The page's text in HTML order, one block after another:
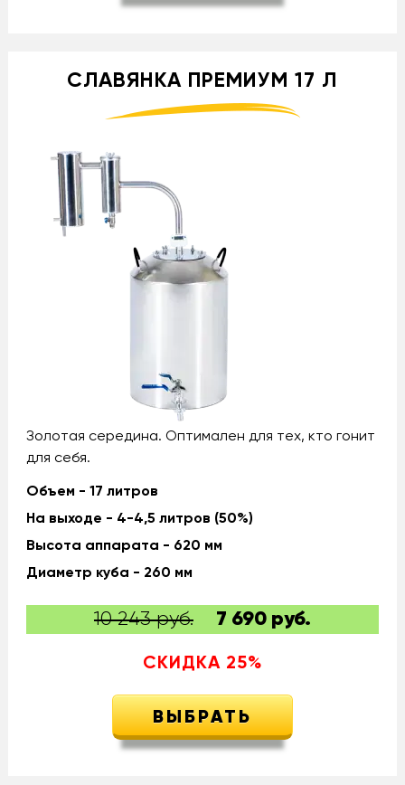
СЛАВЯНКА ПРЕМИУМ 17 Л
Золотая середина. Оптимален для тех, кто гонит
для себя.
Объем - 17 литров
На выходе - 4-4,5 литров (50%)
Высота аппарата - 620 мм
Диаметр куба - 260 мм
10 243 руб. 7 690руб.
СКИДКА 25%
ВЫБРАТЬ